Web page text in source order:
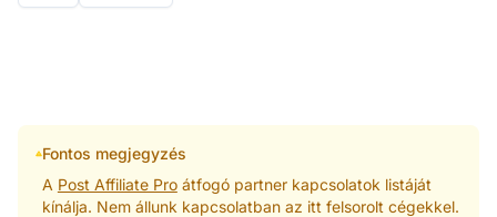
Fontos megjegyzés
A Post Affiliate Proátfogó partner kapcsolatok listáját
kínálja. Nem állunk kapcsolatban az itt felsorolt cégekkel.